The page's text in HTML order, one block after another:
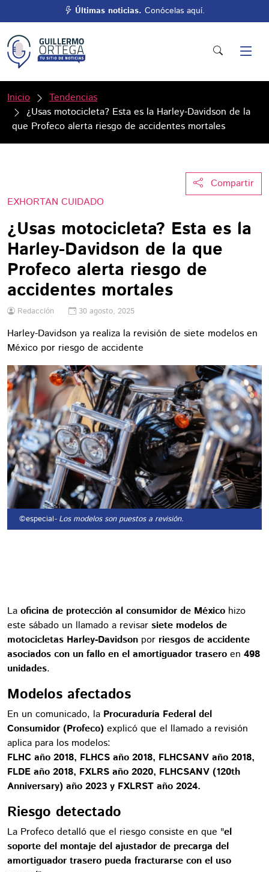
Últimas noticias. Conócelas aquí.
Inicio
Tendencias
¿Usas motocicleta? Esta es la Harley-Davidson de la
que Profeco alerta riesgo de accidentes mortales
Compartir
EXHORTAN CUIDADO
¿Usas motocicleta? Esta es la
Harley-Davidson de la que
Profeco alerta riesgo de
accidentes mortales
Redacción 30 agosto, 2025
Harley-Davidson ya realiza la revisión de siete modelos en
México por riesgo de accidente
©especial- Los modelos son puestos a revisión.
La oficina de protección al consumidor de México hizo
este sábado un llamado a revisar siete modelos de
motocicletas Harley-Davidson por riesgos de accidente
asociados con un fallo en el amortiguador trasero en 498
unidades.
Modelos afectados
En un comunicado, la Procuraduría Federal del
Consumidor (Profeco) explicó que el llamado a revisión
aplica para los modelos:
FLHC año 2018, FLHCS año 2018, FLHCSANV año 2018,
FLDE año 2018, FXLRS año 2020, FLHCSANV (120th
Anniversary) año 2023 y FXLRST año 2024.
Riesgo detectado
La Profeco detalló que el riesgo consiste en que "el
soporte del montaje del ajustador de precarga del
amortiguador trasero pueda fracturarse con el uso